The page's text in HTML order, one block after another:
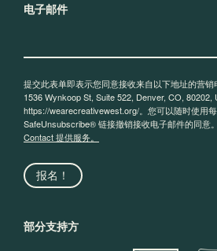
电子邮件
提交此表单即表示您同意接收来自以下地址的营销
1536 Wynkoop St, Suite 522, Denver, CO, 80202,
https://wearecreativewest.org/。您可以随时使用
SafeUnsubscribe® 链接撤销接收电子邮件的同意。
Contact 提供服务。
报名！
部分支持方